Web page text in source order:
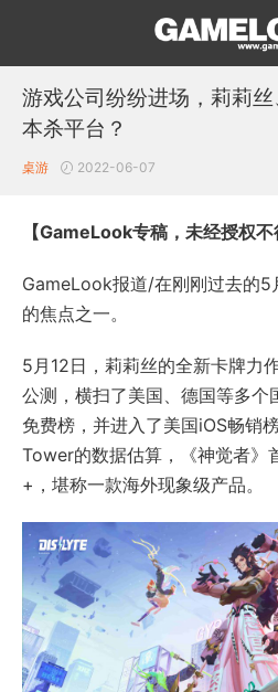
游戏公司纷纷进场，莉莉
本杀平台？
桌游 2022-06-07
【GameLook专稿，未经授权不
GameLook报道/在刚刚过去的5
的焦点之一。
5月12日，莉莉丝的全新卡牌力
公测，横扫了美国、德国等多
免费榜，并进入了美国iOS畅销
Tower的数据估算，《神觉者》
+，堪称一款海外现象级产品。